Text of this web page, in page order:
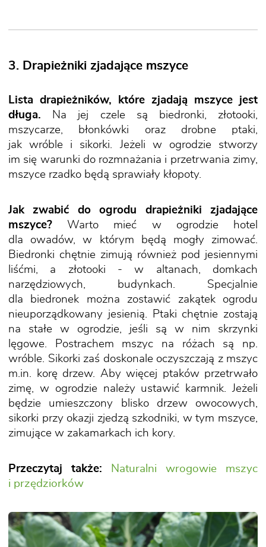
3. Drapieżniki zjadające mszyce
Lista drapieżników, które zjadają mszyce jest
długa. Na jej czele są biedronki, złotooki,
mszycarze, błonkówki oraz drobne ptaki,
jak wróble i sikorki. Jeżeli w ogrodzie stworzy
im się warunki do rozmnażania i przetrwania zimy,
mszyce rzadko będą sprawiały kłopoty.
Jak zwabić do ogrodu drapieżniki zjadające
mszyce? Warto mieć w ogrodzie hotel
dla owadów, w którym będą mogły zimować.
Biedronki chętnie zimują również pod jesiennymi
liśćmi, a złotooki - w altanach, domkach
narzędziowych, budynkach. Specjalnie
dla biedronek można zostawić zakątek ogrodu
nieuporządkowany jesienią. Ptaki chętnie zostają
na stałe w ogrodzie, jeśli są w nim skrzynki
lęgowe. Postrachem mszyc na różach są np.
wróble. Sikorki zaś doskonale oczyszczają z mszyc
m.in. korę drzew. Aby więcej ptaków przetrwało
zimę, w ogrodzie należy ustawić karmnik. Jeżeli
będzie umieszczony blisko drzew owocowych,
sikorki przy okazji zjedzą szkodniki, w tym mszyce,
zimujące w zakamarkach ich kory.
Przeczytaj także:
Naturalni wrogowie mszyc
i przędziorków